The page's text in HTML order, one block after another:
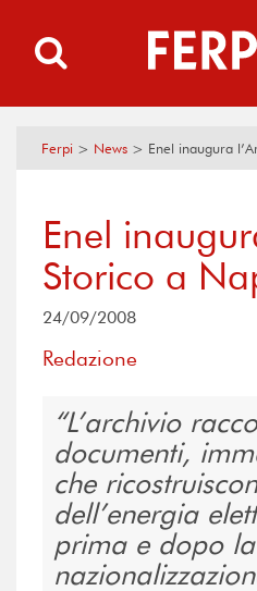
Ferpi > News > Enel inaugura
Enel
Storico a
24/09/2008
Redazione
L’archivio
documenti,
che
dell’energia
prima e dopo la